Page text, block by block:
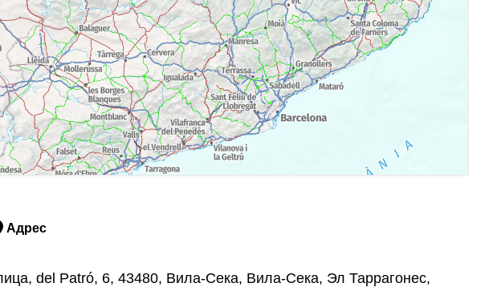
Адрес
del Patró, 6, 43480, Вила-Сека, Вила-Сека, Эл Таррагонес,